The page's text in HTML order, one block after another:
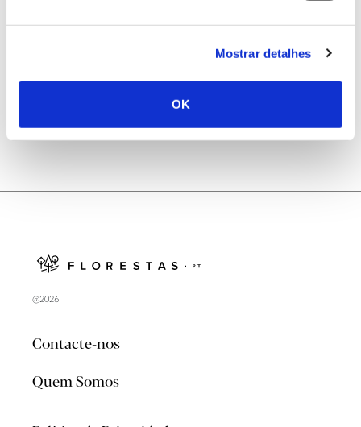
Mostrar detalhes
OK
@2026
Contacte-nos
Quem Somos